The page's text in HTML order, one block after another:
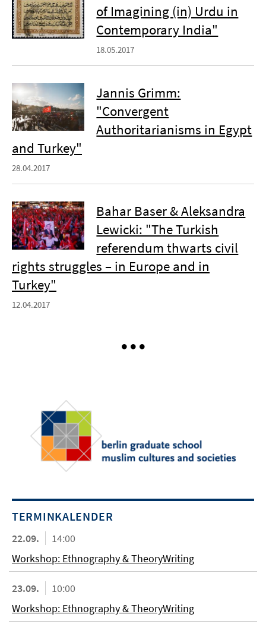
of Imagining (in) Urdu in
Contemporary India"
18.05.2017
Jannis Grimm:
"Convergent
Authoritarianisms in Egypt
and Turkey"
28.04.2017
Bahar Baser & Aleksandra
Lewicki: "The Turkish
referendum thwarts civil
rights struggles – in Europe and in
Turkey"
12.04.2017
TERMINKALENDER
22.09.
14:00
Workshop: Ethnography & TheoryWriting
23.09.
10:00
Workshop: Ethnography & TheoryWriting